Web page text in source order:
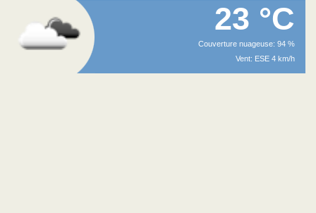
23 °C
Couverture nuageuse: 94 %
Vent: ESE 4 km/h